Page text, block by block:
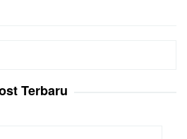
Terbaru